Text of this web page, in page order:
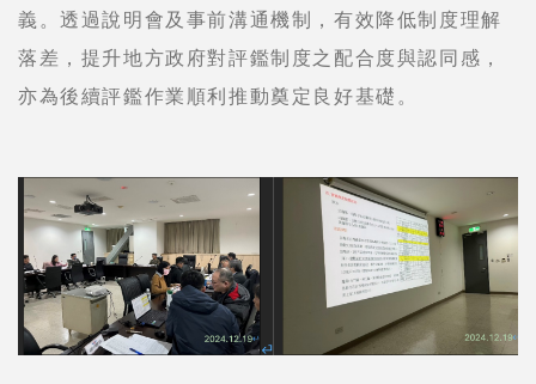
義。透過說明會及事前溝通機制，有效降低制度理解
落差，提升地方政府對評鑑制度之配合度與認同感，
亦為後續評鑑作業順利推動奠定良好基礎。